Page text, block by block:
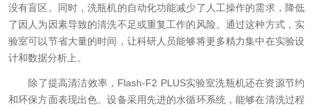
没有盲区。同时，洗瓶机的自动化功能减少了人工操作的需求，降低
了因人为因素导致的清洗不足或重复工作的风险。通过这种方式，实
验室可以节省大量的时间，让科研人员能够将更多精力集中在实验设
计和数据分析上。
除了提高清洁效率，Flash-F2 PLUS实验室洗瓶机还在资源节约
和环保方面表现出色。设备采用先进的水循环系统，能够在清洗过程